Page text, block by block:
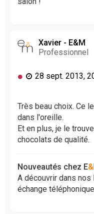
Xavier - E&M
Professionnel
M
s
a
g
e
n
l
u
28 sept. 2013,
Très beau choix. Ce
dans l'oreille.
Et en plus, je le
chocolats de qualité.
Nouveautés chez E&
A découvrir dans
échange téléphonique